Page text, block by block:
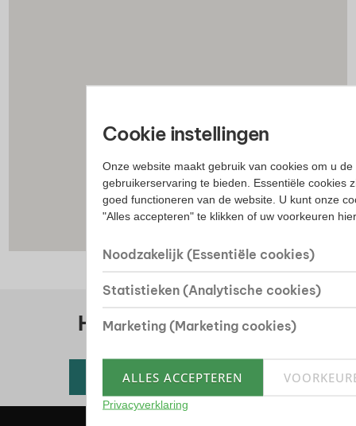
Huis kopen? Bekijk ons
Alle beschikbare woningen
Cookie instellingen
Onze website maakt gebruik van cookies om u
gebruikerservaring te bieden. Essentiële cookies
goed functioneren van de website. U kunt onze
"Alles accepteren" te klikken of uw voorkeuren
Noodzakelijk (Essentiële cookies)
Statistieken (Analytische cookies)
Marketing (Marketing cookies)
ALLES ACCEPTEREN
Privacyverklaring